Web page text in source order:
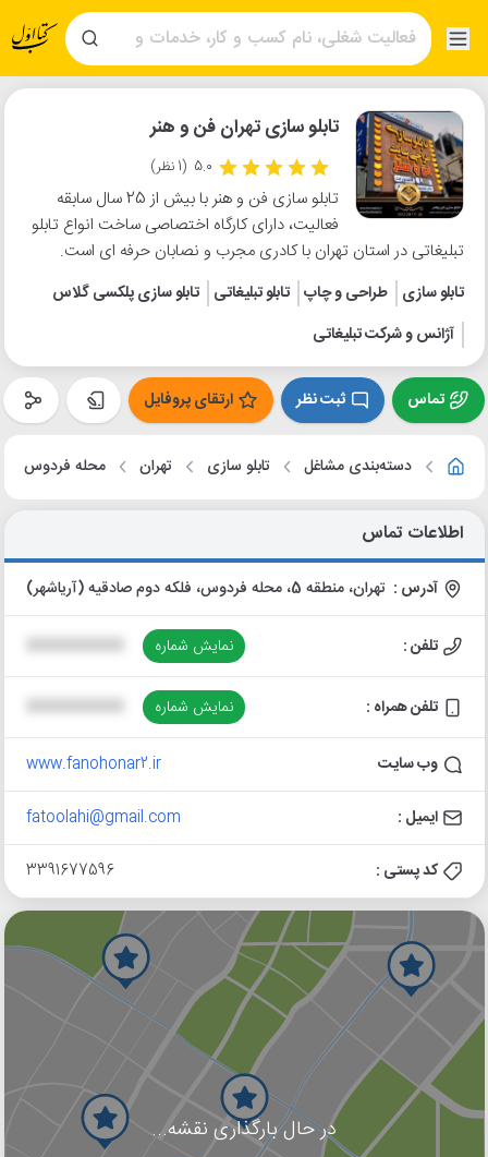
تابلو سازی تهران فن و هنر
5.0 (1 نظر)
تابلو سازی فن و هنر با بیش از 25 سال سابقه
فعالیت، دارای کارگاه اختصاصی ساخت انواع تابلو
تبلیغاتی در استان تهران با کادری مجرب و نصابان حرفه ای است.
تابلو سازی طراحی و چاپ تابلو تبلیغاتی
تابلو سازی پلکسی گلاس
آژانس و شرکت تبلیغاتی
تماس ثبت نظر ارتقای پروفایل
دسته‌بندی مشاغل تابلو سازی تهران محله فردوس
اطلاعات تماس
آدرس : تهران، منطقه 5، محله فردوس، فلکه دوم صادقیه (آریاشهر)
تلفن : نمایش شماره
تلفن همراه : نمایش شماره
وب سایت www.fanohonar2.ir
ایمیل : fatoolahi@gmail.com
کد پستی : 3391677596
در حال بارگذاری نقشه...